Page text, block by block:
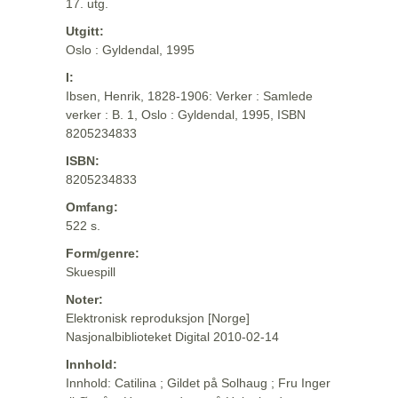
17. utg.
Utgitt:
Oslo : Gyldendal, 1995
I:
Ibsen, Henrik, 1828-1906: Verker : Samlede
verker : B. 1, Oslo : Gyldendal, 1995, ISBN
8205234833
ISBN:
8205234833
Omfang:
522 s.
Form/genre:
Skuespill
Noter:
Elektronisk reproduksjon [Norge]
Nasjonalbiblioteket Digital 2010-02-14
Innhold:
Innhold: Catilina ; Gildet på Solhaug ; Fru Inger